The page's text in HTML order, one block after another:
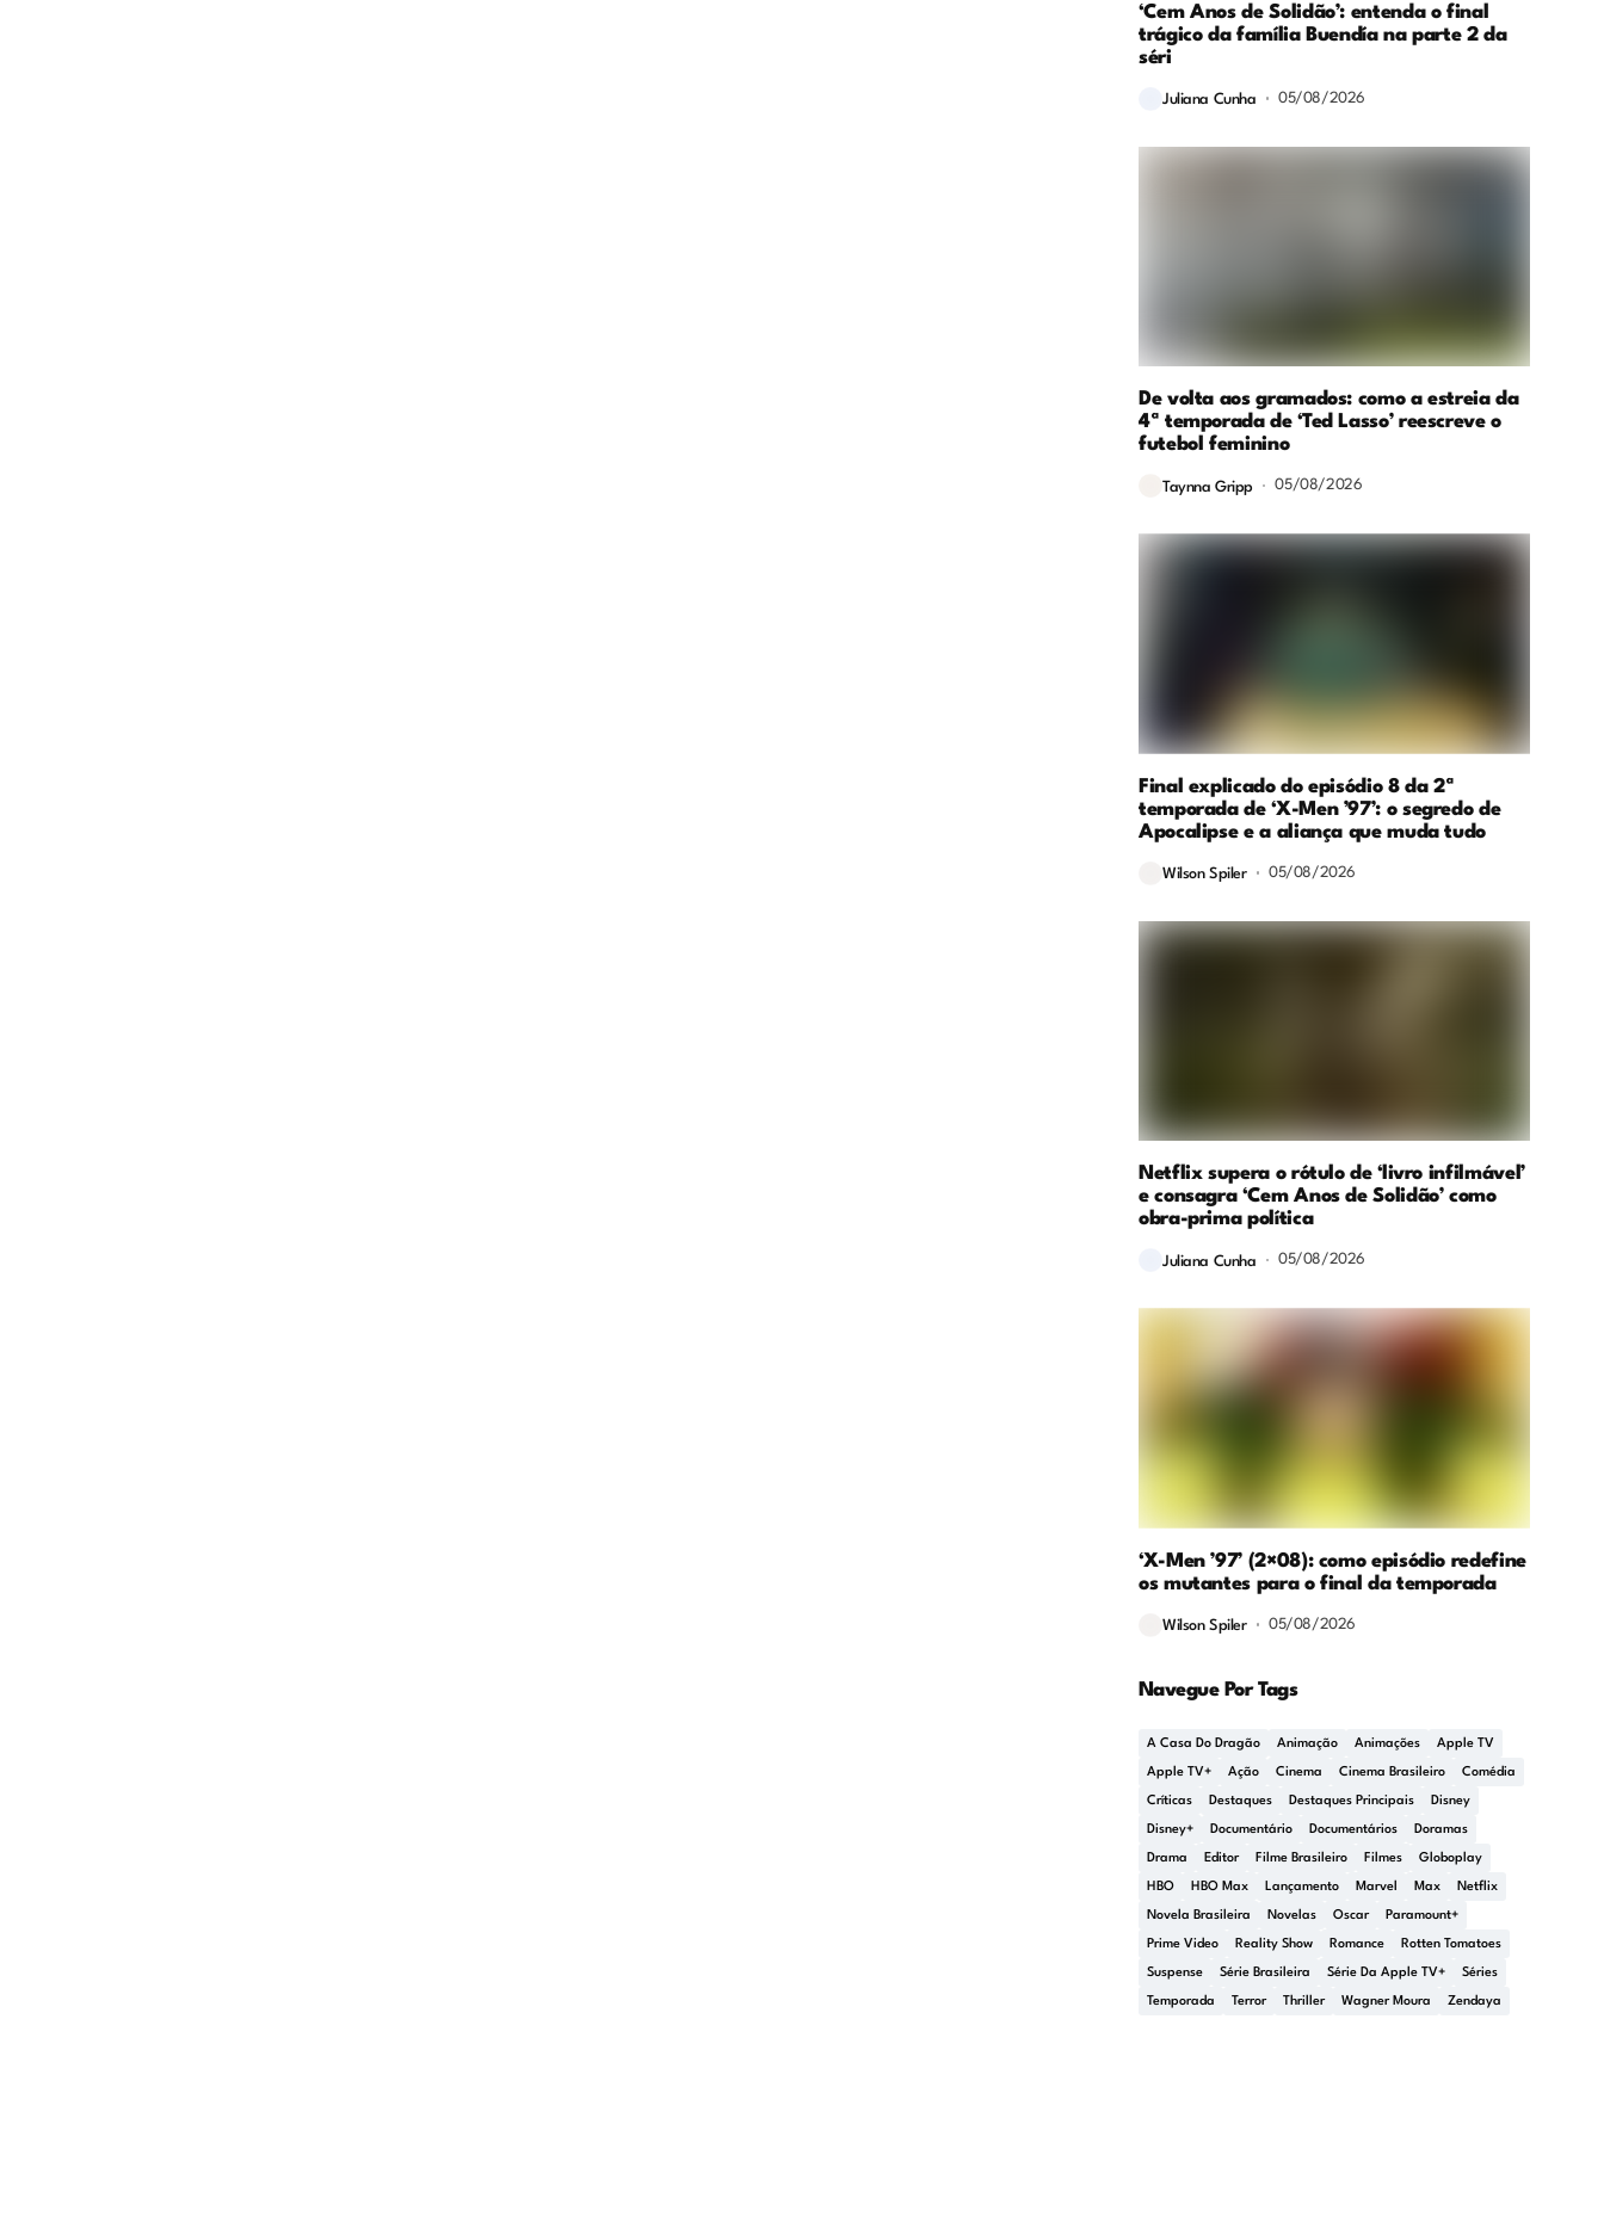
‘Cem Anos de Solidão’: entenda o final
trágico da família Buendía na parte 2 da
séri
Juliana Cunha 05/08/2026
De volta aos gramados: como a estreia da
4ª temporada de ‘Ted Lasso’ reescreve o
futebol feminino
Taynna Gripp 05/08/2026
Final explicado do episódio 8 da 2ª
temporada de ‘X-Men ’97’: o segredo de
Apocalipse e a aliança que muda tudo
Wilson Spiler 05/08/2026
Netflix supera o rótulo de ‘livro infilmável’
e consagra ‘Cem Anos de Solidão’ como
obra-prima política
Juliana Cunha 05/08/2026
‘X-Men ’97’ (2×08): como episódio redefine
os mutantes para o final da temporada
Wilson Spiler 05/08/2026
Navegue Por Tags
A Casa Do Dragão Animação Animações Apple TV
Apple TV+ Ação Cinema Cinema Brasileiro Comédia
Críticas Destaques Destaques Principais Disney
Disney+ Documentário Documentários Doramas
Drama Editor Filme Brasileiro Filmes Globoplay
HBO HBO Max Lançamento Marvel Max Netflix
Novela Brasileira Novelas Oscar Paramount+
Prime Video Reality Show Romance Rotten Tomatoes
Suspense Série Brasileira Série Da Apple TV+ Séries
Temporada Terror Thriller Wagner Moura Zendaya